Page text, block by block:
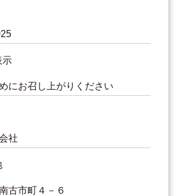
示
にお召し上がりください
社
古市町４－６